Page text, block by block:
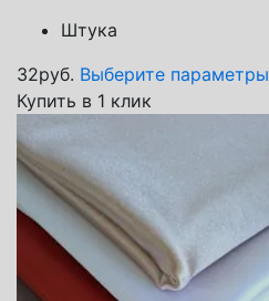
Штука
32руб. Выберите параметры
Купить в 1 клик